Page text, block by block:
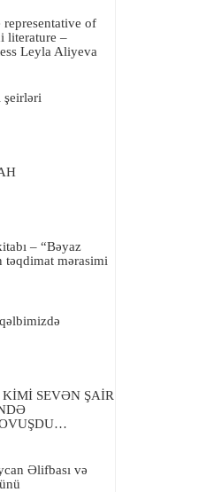
of
literature –
Leyla Aliyeva
şeirləri
– “Bəyaz
təqdimat mərasimi
SEVƏN ŞAİR
Əlifbası və